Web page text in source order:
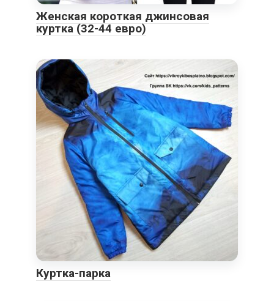
Женская короткая джинсовая
куртка (32-44 евро)
Куртка-парка